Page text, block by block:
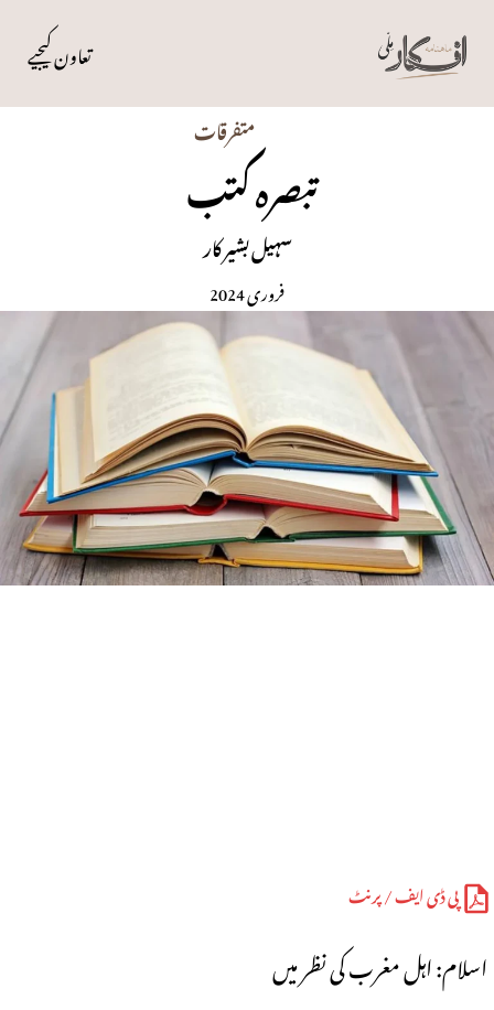
تعاون کیجیے
متفرقات
تبصرہ کتب
سہیل بشیر کار
فروری 2024
پی ڈی ایف / پرنٹ
اسلام: اہل مغرب کی نظر میں